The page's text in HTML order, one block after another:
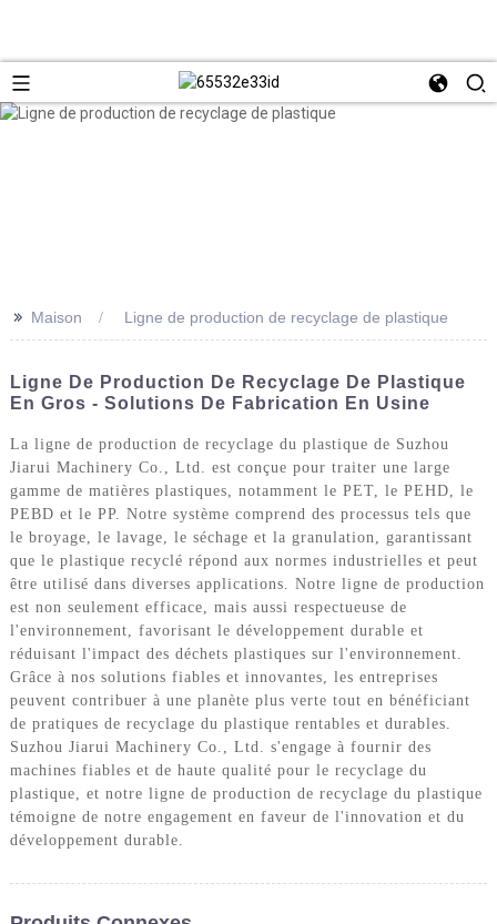
>> Maison Ligne de production de recyclage de plastique
Ligne De Production De Recyclage De Plastique
En Gros - Solutions De Fabrication En Usine
La ligne de production de recyclage du plastique de Suzhou
Jiarui Machinery Co., Ltd. est conçue pour traiter une large
gamme de matières plastiques, notamment le PET, le PEHD, le
PEBD et le PP. Notre système comprend des processus tels que
le broyage, le lavage, le séchage et la granulation, garantissant
que le plastique recyclé répond aux normes industrielles et peut
être utilisé dans diverses applications. Notre ligne de production
est non seulement efficace, mais aussi respectueuse de
l'environnement, favorisant le développement durable et
réduisant l'impact des déchets plastiques sur l'environnement.
Grâce à nos solutions fiables et innovantes, les entreprises
peuvent contribuer à une planète plus verte tout en bénéficiant
de pratiques de recyclage du plastique rentables et durables.
Suzhou Jiarui Machinery Co., Ltd. s'engage à fournir des
machines fiables et de haute qualité pour le recyclage du
plastique, et notre ligne de production de recyclage du plastique
témoigne de notre engagement en faveur de l'innovation et du
développement durable.